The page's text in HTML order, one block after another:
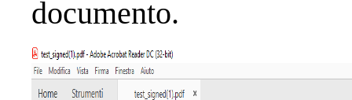
documento.